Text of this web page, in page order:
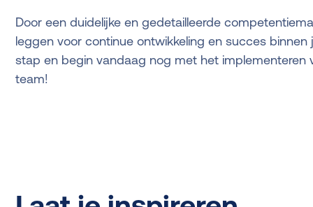
Door een duidelijke en gedetailleerde
leggen voor continue ontwikkeling en succes
stap en begin vandaag nog met het
team!